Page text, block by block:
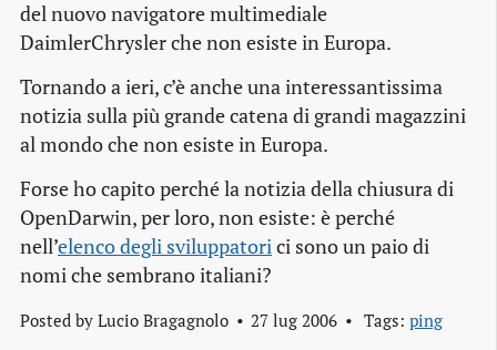
del nuovo navigatore multimediale
DaimlerChrysler che non esiste in Europa.
Tornando a ieri, c’è anche una interessantissima
notizia sulla più grande catena di grandi magazzini
al mondo che non esiste in Europa.
Forse ho capito perché la notizia della chiusura di
OpenDarwin, per loro, non esiste: è perché
nell’elenco degli sviluppatorici sono un paio di
nomi che sembrano italiani?
Posted by Lucio Bragagnolo 27 lug 2006 Tags: ping